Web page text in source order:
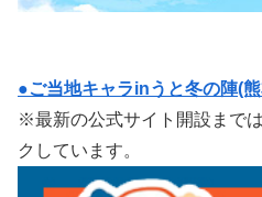
●ご当地キャラinうと冬の陣(
※最新の公式サイト開設まで
クしています。